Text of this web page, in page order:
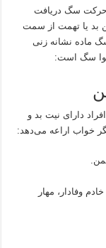
حرکت سگ دریافت
بد یا تهمت از سمت
ماده نشانه زنی
سگ است:
دارای نیت بد و
خواب اراعه می‌دهد:
وفادار، مهار